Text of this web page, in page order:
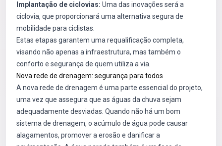
Implantação de ciclovias: Uma das inovações será a
ciclovia, que proporcionará uma alternativa segura de
mobilidade para ciclistas.
Estas etapas garantem uma requalificação completa,
visando não apenas a infraestrutura, mas também o
conforto e segurança de quem utiliza a via.
Nova rede de drenagem: segurança para todos
A nova rede de drenagem é uma parte essencial do projeto,
uma vez que assegura que as águas da chuva sejam
adequadamente desviadas. Quando não há um bom
sistema de drenagem, o acúmulo de água pode causar
alagamentos, promover a erosão e danificar a